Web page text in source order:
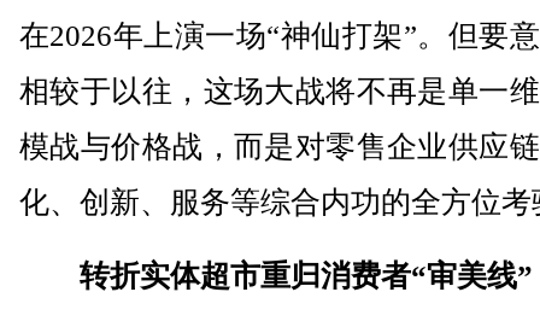
在2026年上演一场“神仙打架”。但要
相较于以往，这场大战将不再是单一
模战与价格战，而是对零售企业供应
化、创新、服务等综合内功的全方位考
转折实体超市重归消费者“审美线”